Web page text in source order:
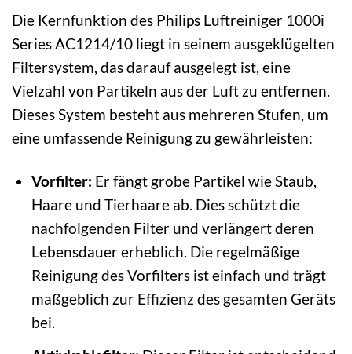
Die Kernfunktion des Philips Luftreiniger 1000i
Series AC1214/10 liegt in seinem ausgeklügelten
Filtersystem, das darauf ausgelegt ist, eine
Vielzahl von Partikeln aus der Luft zu entfernen.
Dieses System besteht aus mehreren Stufen, um
eine umfassende Reinigung zu gewährleisten:
Vorfilter: Er fängt grobe Partikel wie Staub,
Haare und Tierhaare ab. Dies schützt die
nachfolgenden Filter und verlängert deren
Lebensdauer erheblich. Die regelmäßige
Reinigung des Vorfilters ist einfach und trägt
maßgeblich zur Effizienz des gesamten Geräts
bei.